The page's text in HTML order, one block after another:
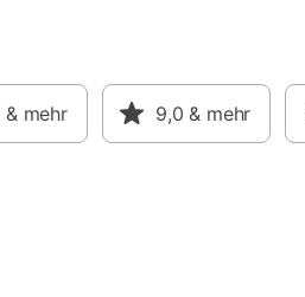
& mehr 9,0 & mehr